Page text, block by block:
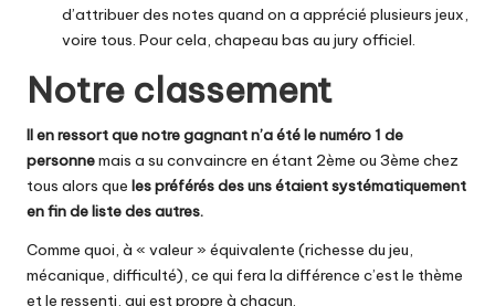
d’attribuer des notes quand on a apprécié plusieurs jeux,
voire tous. Pour cela, chapeau bas au jury officiel.
Notre classement
Il en ressort que notre gagnant n’a été le numéro 1 de
personnemais a su convaincre en étant 2ème ou 3ème chez
tous alors que les préférés des uns étaient systématiquement
en fin de liste des autres.
Comme quoi, à « valeur » équivalente (richesse du jeu,
mécanique, difficulté), ce qui fera la différence c’est le thème
et le ressenti, qui est propre à chacun.